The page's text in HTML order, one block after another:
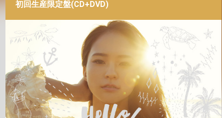
初回生産限定盤(CD+DVD)